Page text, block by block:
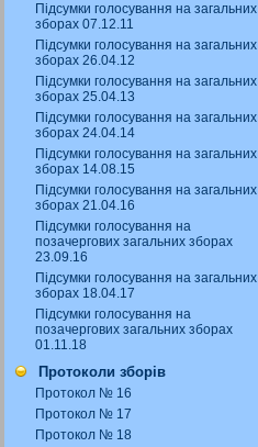
Підсумки голосування на загальних
зборах 07.12.11
Підсумки голосування на загальних
зборах 26.04.12
Підсумки голосування на загальних
зборах 25.04.13
Підсумки голосування на загальних
зборах 24.04.14
Підсумки голосування на загальних
зборах 14.08.15
Підсумки голосування на загальних
зборах 21.04.16
Підсумки голосування на
позачергових загальних зборах
23.09.16
Підсумки голосування на загальних
зборах 18.04.17
Підсумки голосування на
позачергових загальних зборах
01.11.18
Протоколи зборів
Протокол № 16
Протокол № 17
Протокол № 18